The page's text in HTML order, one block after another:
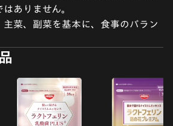
ありません。
主菜、副菜を基本に、食事のバラン